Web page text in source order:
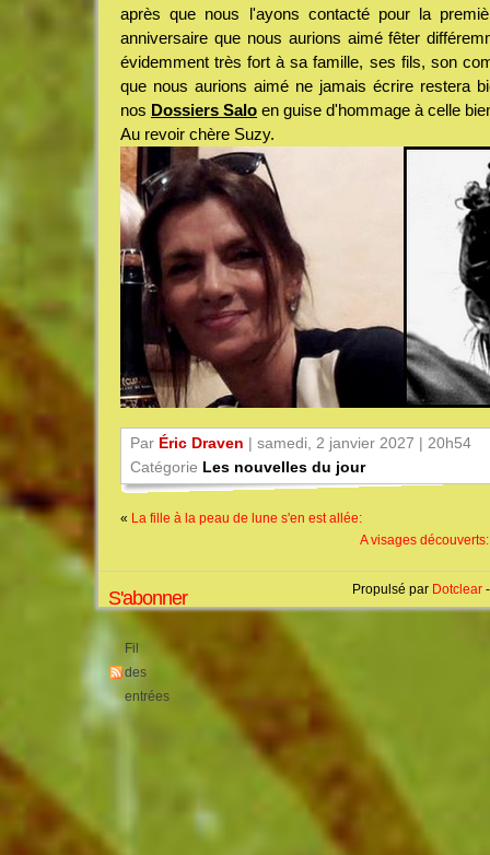
après que nous l'ayons contacté pour la
anniversaire que nous aurions aimé fêter
évidemment très fort à sa famille, ses fils, son
que nous aurions aimé ne jamais écrire restera
nos Dossiers Salo en guise d'hommage à celle
Au revoir chère Suzy.
Par Éric Draven | samedi, 2 janvier 2027 | 20h54
Catégorie Les nouvelles du jour
« La fille à la peau de lune s'en est allée:
A visages
S'abonner
Fil
des
entrées
Propulsé par Dotclear